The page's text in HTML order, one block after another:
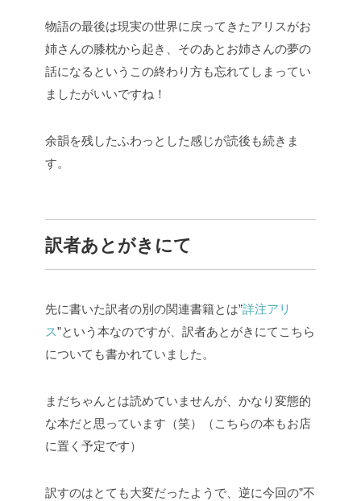
物語の最後は現実の世界に戻ってきたアリスがお
姉さんの膝枕から起き、そのあとお姉さんの夢の
話になるというこの終わり方も忘れてしまってい
ましたがいいですね！
余韻を残したふわっとした感じが読後も続きま
す。
訳者あとがきにて
先に書いた訳者の別の関連書籍とは”詳注アリ
ス”という本なのですが、訳者あとがきにてこちら
についても書かれていました。
まだちゃんとは読めていませんが、かなり変態的
な本だと思っています（笑）（こちらの本もお店
に置く予定です）
訳すのはとても大変だったようで、逆に今回の”不